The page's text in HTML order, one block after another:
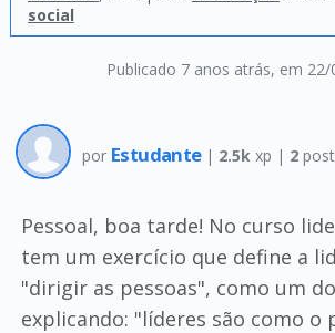
Publicado 7 anos atrás, em 22/
social
por Estudante | 2.5k xp | 2
Pessoal, boa tarde! No curso
tem um exercício que define a
"dirigir as pessoas", como um
explicando: "líderes são como o